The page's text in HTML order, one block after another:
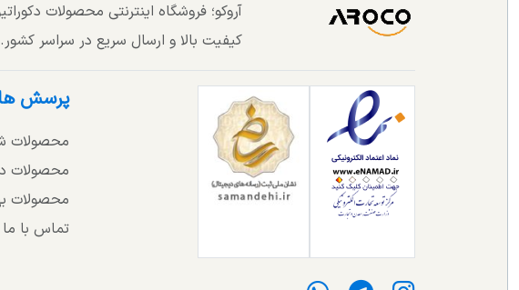
آروکو؛ فروشگاه اینترنتی محصولات
کیفیت بالا و ارسال سریع در سراسر کشور.
پرسش
محصولات
محصولات
محصولات
تماس با ما